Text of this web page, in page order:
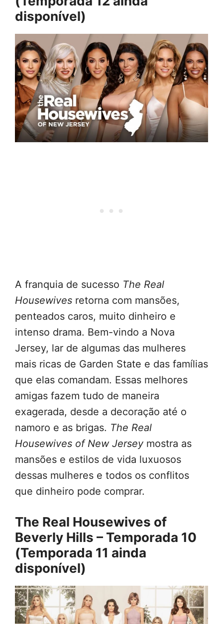
disponível)
A franquia de sucesso The Real
Housewives retorna com mansões,
penteados caros, muito dinheiro e
intenso drama. Bem-vindo a Nova
Jersey, lar de algumas das mulheres
mais ricas de Garden State e das famílias
que elas comandam. Essas melhores
amigas fazem tudo de maneira
exagerada, desde a decoração até o
namoro e as brigas. The Real
Housewives of New Jerseymostra as
mansões e estilos de vida luxuosos
dessas mulheres e todos os conflitos
que dinheiro pode comprar.
The Real Housewives of
Beverly Hills – Temporada 10
(Temporada 11 ainda
disponível)